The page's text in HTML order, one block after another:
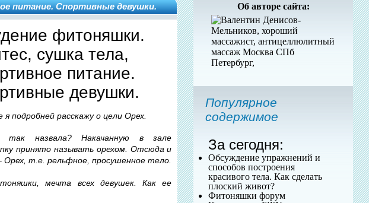
питание. Спортивные девушки.
фитоняшки.
сушка тела,
питание.
девушки.
подробней расскажу о цели Орех.
назвала? Накачанную в зале
принято называть орехом. Отсюда и
Орех, т.е. рельфное, просушенное тело.
мечта всех девушек. Как ее
Об авторе сайта:
Популярное
содержимое
За сегодня:
Обсуждение упражнений и
способов построения
красивого тела. Как сделать
плоский живот?
Фитоняшки форум